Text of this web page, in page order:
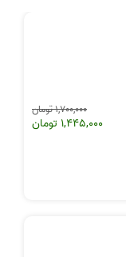
1,700,000 تومان
1,445,000 تومان